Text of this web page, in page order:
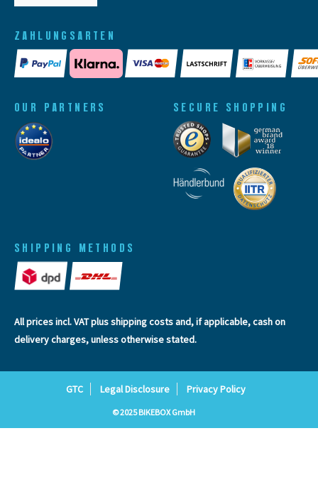
ZAHLUNGSARTEN
SHIPPING METHODS
OUR PARTNERS SECURE SHOPPING
All prices incl. VAT plusshipping costsand, if applicable, cash on
delivery charges, unless otherwise stated.
GTC Legal Disclosure Privacy Policy
© 2025 BIKEBOX GmbH